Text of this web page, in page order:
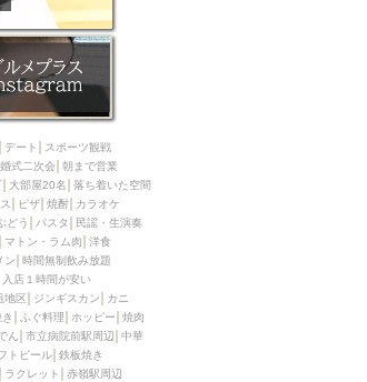
駅周辺
理
ん
団
デート
スポーツ観戦
式二次会 朝まで営業
大部屋20名
落ち着いた空間
ピザ 焼酎
カラオケ
どう パスタ
民謡・生演奏
マトン・ラム肉
洋食
ン
時間無制飲み放題
入店１時間が安い
地区 ジンギスカン
カニ
ふぐ料理 ホッピー
焼肉
ん 市立病院前駅周辺
中華
トビール 鉄板焼き
ラクレット 赤嶺駅周辺